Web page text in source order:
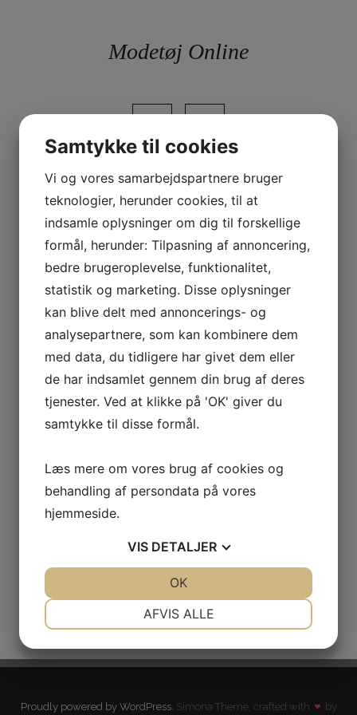
Modetøj Online
Måned:januar 2026
Pokal – Symbol på Sejr, Anerkendelse og
Motivation
januar 9, 2026 by Martin Thomsen
Proudly powered by WordPress. Simona Theme, crafted with by
Samtykke til cookies
Vi og vores samarbejdspartnere bruger
teknologier, herunder cookies, til at
indsamle oplysninger om dig til forskellige
formål, herunder: Tilpasning af annoncering,
bedre brugeroplevelse, funktionalitet,
statistik og marketing. Disse oplysninger
kan blive delt med annoncerings- og
analysepartnere, som kan kombinere dem
med data, du tidligere har givet dem eller
de har indsamlet gennem din brug af deres
tjenester. Ved at klikke på 'OK' giver du
samtykke til disse formål.
Læs mere om vores brug af cookies og
behandling af persondata på vores
hjemmeside.
VIS DETALJER
MARKETING STATISTIK
AFVIS ALLE
OK